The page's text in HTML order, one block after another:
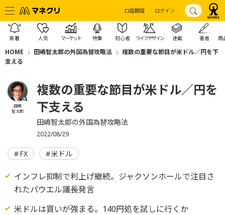
口座開設 ログイン
新着 人気 マーケット 特集 初心者 ライフデザイン 連載 著者 商
HOME 田嶋智太郎の外国為替攻略法
複数の重要な節目が米ドル／円を下
支える
田嶋
智太郎
複数の重要な節目が米ドル／円を
下支える
田嶋智太郎の外国為替攻略法
2022/08/29
FX 米ドル
インフレ抑制で利上げ継続。ジャクソンホールで注目さ
れたパウエル議長発言
米ドルは買いが強まる。140円処を試しに行くか